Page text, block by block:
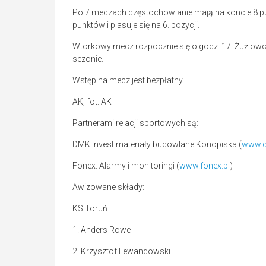
Po 7 meczach częstochowianie mają na koncie 8
punktów i plasuje się na 6. pozycji.
Wtorkowy mecz rozpocznie się o godz. 17.
sezonie.
Wstęp na mecz jest bezpłatny.
AK, fot: AK
Partnerami relacji sportowych są:
DMK Invest materiały budowlane Konopiska (
Fonex. Alarmy i monitoringi (www.fonex.pl )
Awizowane składy:
KS Toruń
1. Anders Rowe
2. Krzysztof Lewandowski